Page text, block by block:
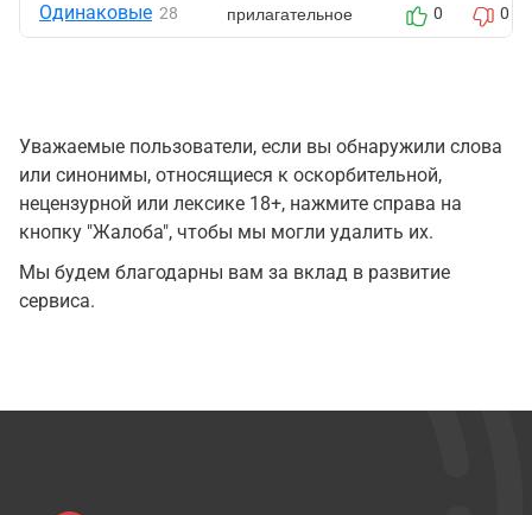
Одинаковые 28 прилагательное 0 0
Уважаемые пользователи, если вы обнаружили слова
или синонимы, относящиеся к оскорбительной,
нецензурной или лексике 18+, нажмите справа на
кнопку "Жалоба", чтобы мы могли удалить их.
Мы будем благодарны вам за вклад в развитие
сервиса.